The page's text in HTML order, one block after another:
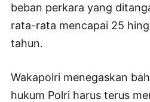
beban perkara yang
rata-rata mencapai 25
tahun.
Wakapolri menegaskan
hukum Polri harus terus